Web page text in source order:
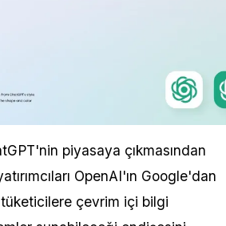
piyasaya çıkmasından
OpenAI'ın Google'dan
çevrim içi bilgi